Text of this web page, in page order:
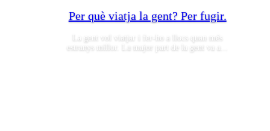
Per què viatja la gent? Per fugir.
La gent vol viatjar i fer-ho a llocs quan més
estranys millor. La major part de la gent va a...